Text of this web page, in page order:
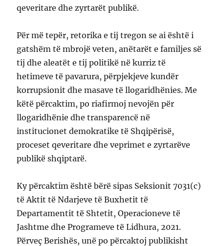
qeveritare dhe zyrtarët publikë.
Për më tepër, retorika e tij tregon se ai është i
gatshëm të mbrojë veten, anëtarët e familjes së
tij dhe aleatët e tij politikë në kurriz të
hetimeve të pavarura, përpjekjeve kundër
korrupsionit dhe masave të llogaridhënies. Me
këtë përcaktim, po riafirmoj nevojën për
llogaridhënie dhe transparencë në
institucionet demokratike të Shqipërisë,
proceset qeveritare dhe veprimet e zyrtarëve
publikë shqiptarë.
Ky përcaktim është bërë sipas Seksionit 7031(c)
të Aktit të Ndarjeve të Buxhetit të
Departamentit të Shtetit, Operacioneve të
Jashtme dhe Programeve të Lidhura, 2021.
Përveç Berishës, unë po përcaktoj publikisht